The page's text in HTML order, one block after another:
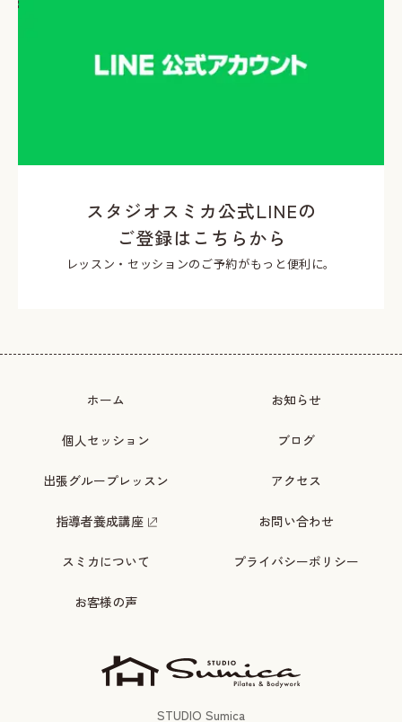
スタジオスミカ公式LINEの
ご登録はこちらから
レッスン・セッションのご予約がもっと便利に。
ホーム
個人セッション
出張グループレッスン
指導者養成講座
スミカについて
お客様の声
お知らせ
ブログ
アクセス
お問い合わせ
プライバシーポリシー
STUDIO Sumica